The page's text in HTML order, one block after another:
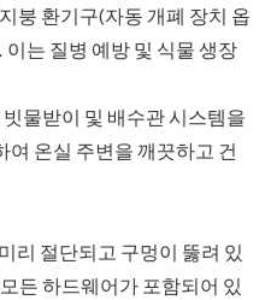
붕 환기구(자동 개폐 장치 옵
는 질병 예방 및 식물 생장
물받이 및 배수관 시스템을
온실 주변을 깨끗하고 건
리 절단되고 구멍이 뚫려 있
든 하드웨어가 포함되어 있